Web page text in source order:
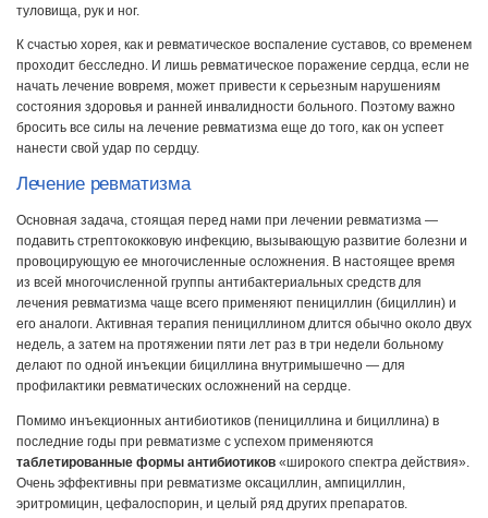
туловища, рук и ног.
К счастью хорея, как и ревматическое воспаление суставов, со временем
проходит бесследно. И лишь ревматическое поражение сердца, если не
начать лечение вовремя, может привести к серьезным нарушениям
состояния здоровья и ранней инвалидности больного. Поэтому важно
бросить все силы на лечение ревматизма еще до того, как он успеет
нанести свой удар по сердцу.
Лечение ревматизма
Основная задача, стоящая перед нами при лечении ревматизма —
подавить стрептококковую инфекцию, вызывающую развитие болезни и
провоцирующую ее многочисленные осложнения. В настоящее время
из всей многочисленной группы антибактериальных средств для
лечения ревматизма чаще всего применяют пенициллин (бициллин) и
его аналоги. Активная терапия пенициллином длится обычно около двух
недель, а затем на протяжении пяти лет раз в три недели больному
делают по одной инъекции бициллина внутримышечно — для
профилактики ревматических осложнений на сердце.
Помимо инъекционных антибиотиков (пенициллина и бициллина) в
последние годы при ревматизме с успехом применяются
таблетированные формы антибиотиков «широкого спектра действия».
Очень эффективны при ревматизме оксациллин, ампициллин,
эритромицин, цефалоспорин, и целый ряд других препаратов.